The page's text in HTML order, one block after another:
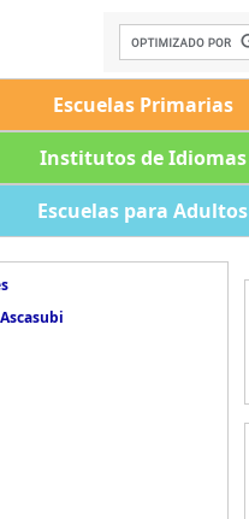
Escuelas Primarias
Institutos de Idiomas
Escuelas para Adultos